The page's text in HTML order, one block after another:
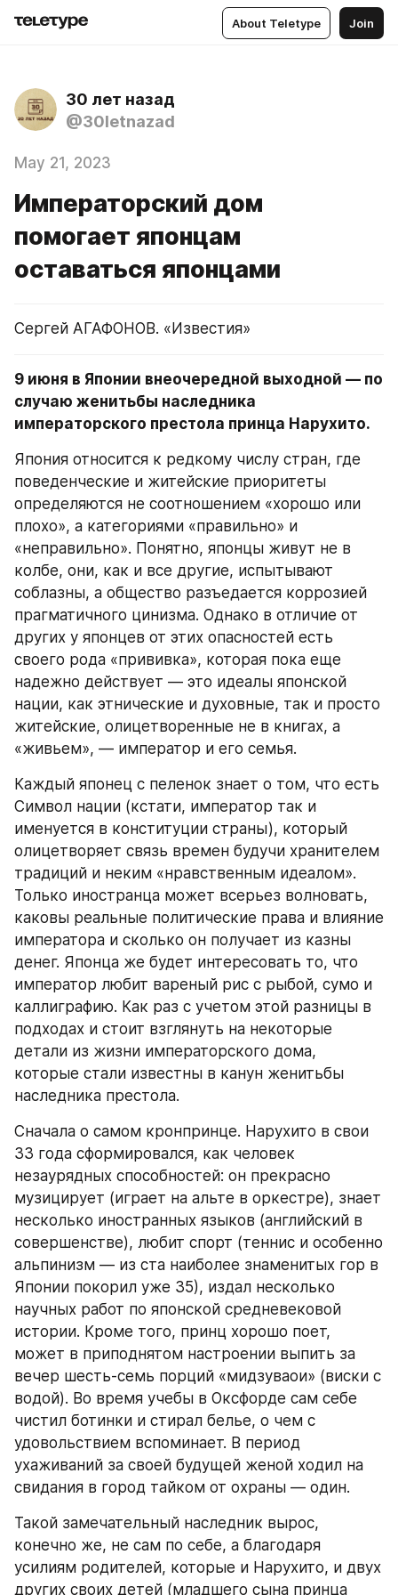
About Teletype Join
30 лет назад
@30letnazad
May 21, 2023
Императорский дом
помогает японцам
оставаться японцами
Сергей АГАФОНОВ. «Известия»
9 июня в Японии внеочередной выходной — по
случаю женитьбы наследника
императорского престола принца Нарухито.
Япония относится к редкому числу стран, где
поведенческие и житейские приоритеты
определяются не соотношением «хорошо или
плохо», а категориями «правильно» и
«неправильно». Понятно, японцы живут не в
колбе, они, как и все другие, испытывают
соблазны, а общество разъедается коррозией
прагматичного цинизма. Однако в отличие от
других у японцев от этих опасностей есть
своего рода «прививка», которая пока еще
надежно действует — это идеалы японской
нации, как этнические и духовные, так и просто
житейские, олицетворенные не в книгах, а
«живьем», — император и его семья.
Каждый японец с пеленок знает о том, что есть
Символ нации (кстати, император так и
именуется в конституции страны), который
олицетворяет связь времен будучи хранителем
традиций и неким «нравственным идеалом».
Только иностранца может всерьез волновать,
каковы реальные политические права и влияние
императора и сколько он получает из казны
денег. Японца же будет интересовать то, что
император любит вареный рис с рыбой, сумо и
каллиграфию. Как раз с учетом этой разницы в
подходах и стоит взглянуть на некоторые
детали из жизни императорского дома,
которые стали известны в канун женитьбы
наследника престола.
Сначала о самом кронпринце. Нарухито в свои
33 года сформировался, как человек
незаурядных способностей: он прекрасно
музицирует (играет на альте в оркестре), знает
несколько иностранных языков (английский в
совершенстве), любит спорт (теннис и особенно
альпинизм — из ста наиболее знаменитых гор в
Японии покорил уже 35), издал несколько
научных работ по японской средневековой
истории. Кроме того, принц хорошо поет,
может в приподнятом настроении выпить за
вечер шесть-семь порций «мидзуваои» (виски с
водой). Во время учебы в Оксфорде сам себе
чистил ботинки и стирал белье, о чем с
удовольствием вспоминает. В период
ухаживаний за своей будущей женой ходил на
свидания в город тайком от охраны — один.
Такой замечательный наследник вырос,
конечно же, не сам по себе, а благодаря
усилиям родителей, которые и Нарухито, и двух
других своих детей (младшего сына принца